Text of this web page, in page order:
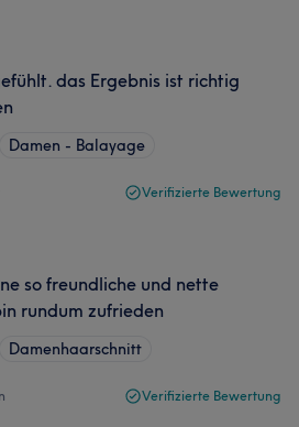
das Ergebnis ist richtig
Damen - Balayage
Verifizierte Bewertung
so freundliche und nette
rundum zufrieden
Damenhaarschnitt
Verifizierte Bewertung